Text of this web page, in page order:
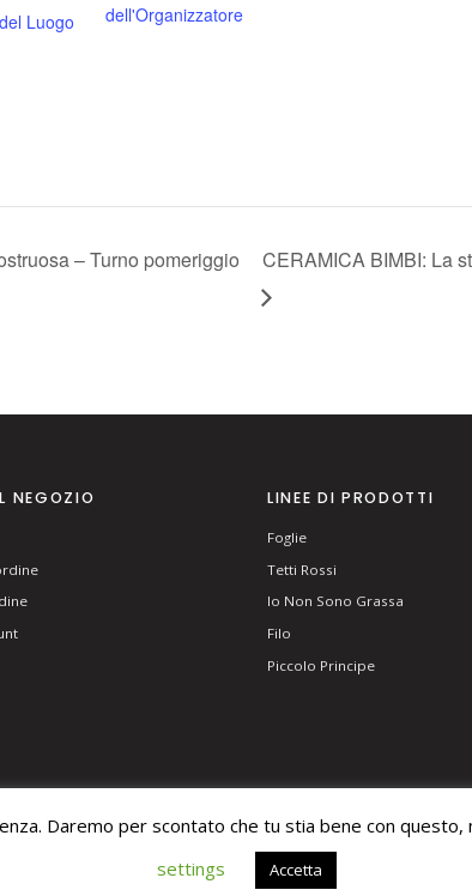
Luogo
dell'Organizzatore
– Turno pomeriggio CERAMICA BIMBI: La
NEGOZIO LINEE DI PRODOTTI
Foglie
Tetti Rossi
Io Non Sono Grassa
Filo
Piccolo Principe
Daremo per scontato che tu stia bene con questo,
settings
Accetta